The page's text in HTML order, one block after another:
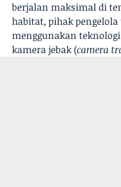
berjalan maksimal di
habitat, pihak
menggunakan
kamera jebak (camera